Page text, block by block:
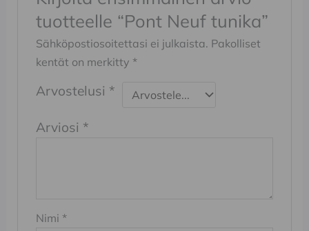
tuotteelle “Pont Neuf tunika”
Sähköpostiosoitettasi ei julkaista. Pakolliset
kentät on merkitty *
Arvostelusi *
Arviosi *
Nimi *